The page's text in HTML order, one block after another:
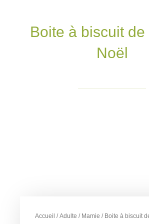
Boite à biscuit de
Noël
Accueil /Adulte / Mamie / Boite à biscuit